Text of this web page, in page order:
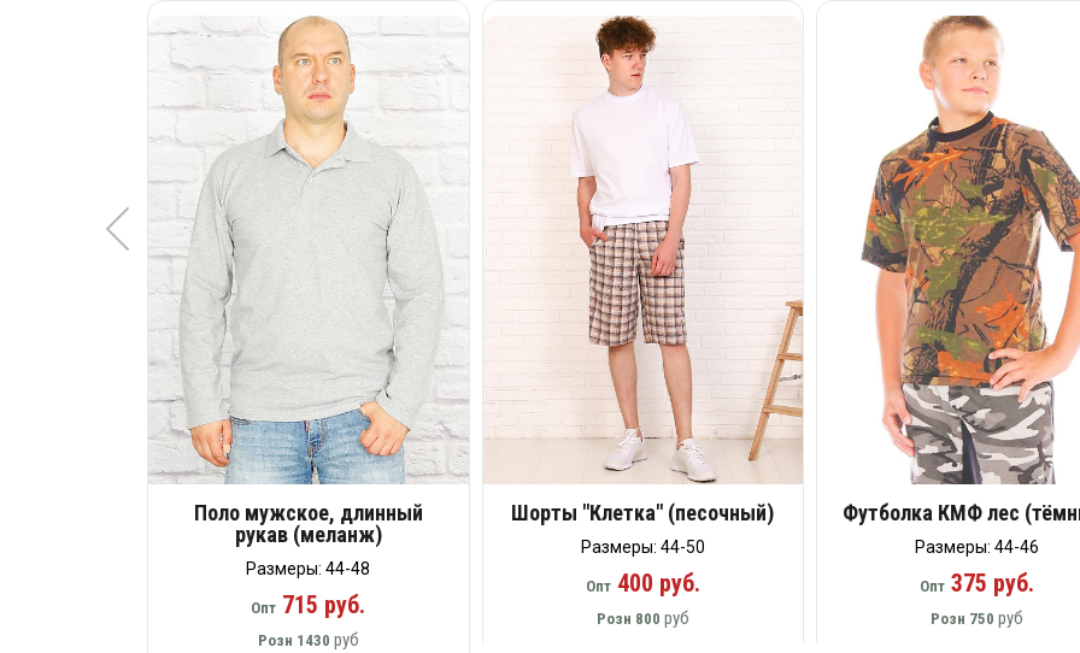
Поло мужское, длинный
рукав (меланж)
Размеры: 44-48
Опт 715 руб.
Розн 1430 руб
Шорты "Клетка" (песочный)
Размеры: 44-50
Опт400 руб.
Розн 800 руб
Футболка КМФ лес
Размеры: 44-46
Опт 375 руб.
Розн 750 руб